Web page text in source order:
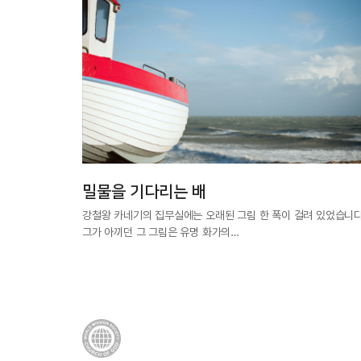
밀물을 기다리는 배
강철왕 카네기의 집무실에는 오래된 그림 한 폭이 걸려 있었습니
그가 아끼던 그 그림은 유명 화가의…